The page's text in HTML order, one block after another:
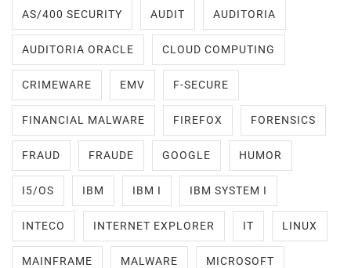
AS/400 SECURITY AUDIT AUDITORIA
AUDITORIA ORACLE CLOUD COMPUTING
CRIMEWARE EMV F-SECURE
FINANCIAL MALWARE FIREFOX FORENSICS
FRAUD FRAUDE GOOGLE HUMOR
I5/OS IBM IBM I IBM SYSTEM I
INTECO INTERNET EXPLORER IT LINUX
MAINFRAME MALWARE MICROSOFT